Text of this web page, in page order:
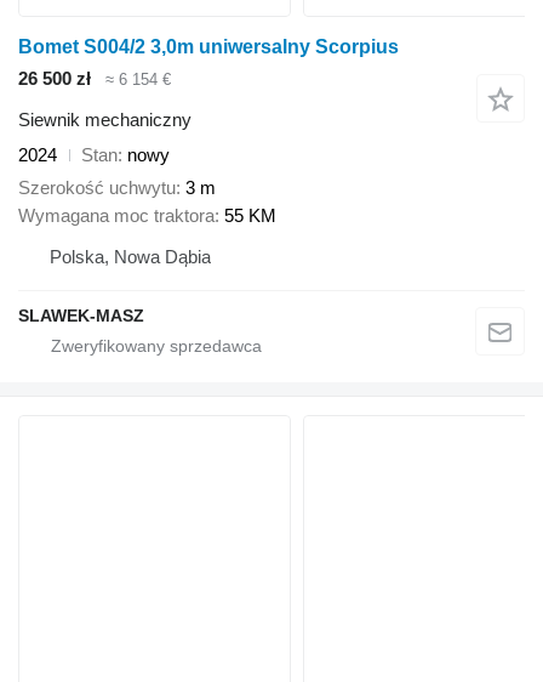
Bomet S004/2 3,0m uniwersalny Scorpius
26 500 zł
≈ 6 154 €
Siewnik mechaniczny
2024
Stan nowy
Szerokość uchwytu 3 m
Wymagana moc traktora 55 KM
Polska, Nowa Dąbia
SLAWEK-MASZ